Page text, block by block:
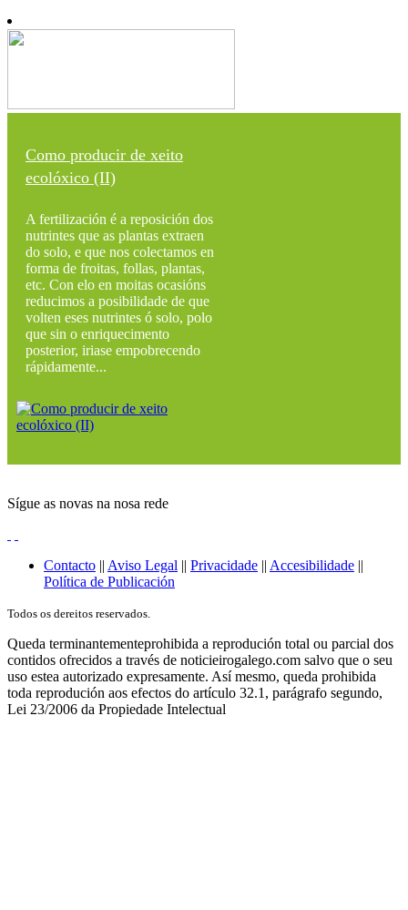
Como producir de xeito
ecolóxico (II)
A fertilización é a reposición dos
nutrintes que as plantas extraen
do solo, e que nos colectamos en
forma de froitas, follas, plantas,
etc. Con elo en moitas ocasións
reducimos a posibilidade de que
volten eses nutrintes ó solo, polo
que sin o enriquecimento
posterior, iriase empobrecendo
rápidamente...
Sígue as novas na nosa rede
Contacto || Aviso Legal || Privacidade || Accesibilidade ||
Política de Publicación
Todos os dereitos reservados.
Queda terminantementeprohibida a reprodución total ou parcial dos
contidos ofrecidos a través de noticieirogalego.com salvo que o seu
uso estea autorizado expresamente. Así mesmo, queda prohibida
toda reprodución aos efectos do artículo 32.1, parágrafo segundo,
Lei 23/2006 da Propiedade Intelectual